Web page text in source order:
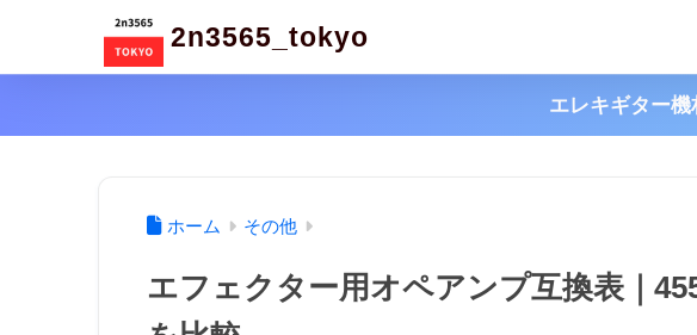
2n3565_tokyo
エレキギター機
ホーム その他
エフェクター用オペアンプ互換表｜